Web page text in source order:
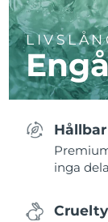
Hållbar
inga